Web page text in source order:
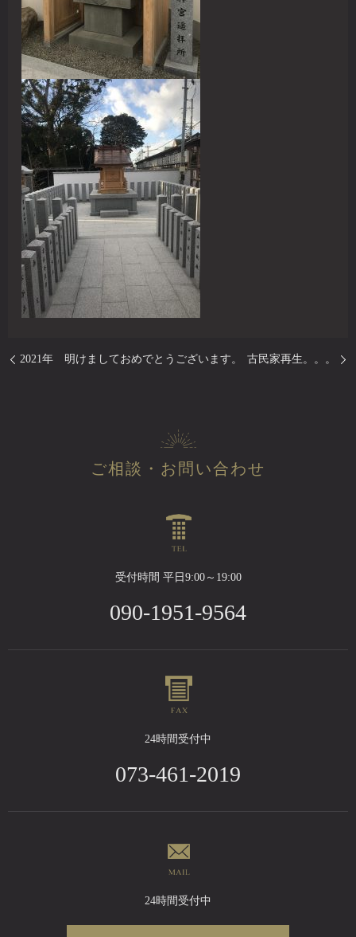
2021年 明けましておめでとうございます。 古民家再生。。。
ご相談・お問い合わせ
受付時間 平日9:00～19:00
090-1951-9564
24時間受付中
073-461-2019
24時間受付中